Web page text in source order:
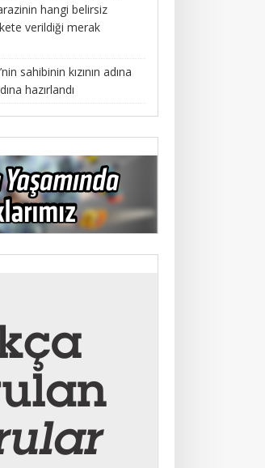
hangi belirsiz
verildiği merak
sahibinin kızının adına
hazırlandı